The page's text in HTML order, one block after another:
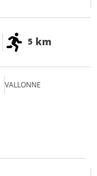
5 km
VALLONNE